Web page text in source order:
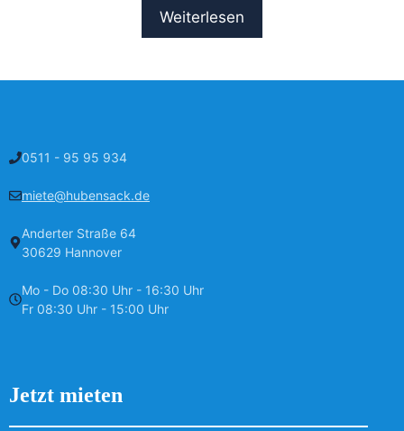
Weiterlesen
0511 - 95 95 934
miete@hubensack.de
Anderter Straße 64
30629 Hannover
Mo - Do 08:30 Uhr - 16:30 Uhr
Fr 08:30 Uhr - 15:00 Uhr
Jetzt mieten